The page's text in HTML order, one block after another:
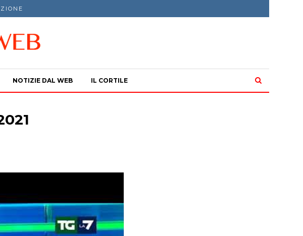
NOTIZIE DAL WEB IL CORTILE